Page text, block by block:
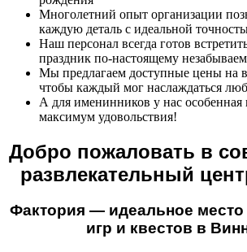
Многолетний опыт организации
каждую деталь с идеальной
Наш персонал всегда готов
праздник по-настоящему
Мы предлагаем доступные цены на
чтобы каждый мог наслаждаться
А для именинников у нас особенная
максимум удовольствия!
Добро пожаловать в
развлекательный
Фактория — идеальное место
игр и квестов в